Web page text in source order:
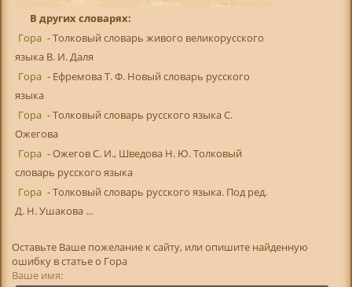
В других словарях:
Гора - Толковый словарь живого великорусского
языка В. И. Даля
Гора - Ефремова Т. Ф. Новый словарь русского
языка
Гора - Толковый словарь русского языка С.
Ожегова
Гора - Ожегов С. И., Шведова Н. Ю. Толковый
словарь русского языка
Гора - Толковый словарь русского языка. Под ред.
Д. Н. Ушакова ...
Оставьте Ваше пожелание к сайту, или опишите найденную
ошибку в статье о Гора
Ваше имя: